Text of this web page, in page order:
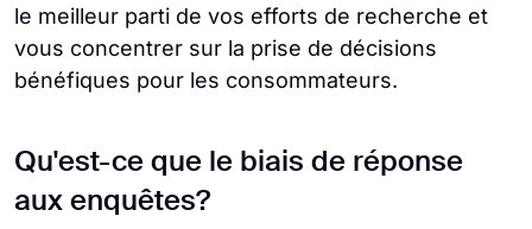
le meilleur parti de vos efforts de recherche et
vous concentrer sur la prise de décisions
bénéfiques pour les consommateurs.
Qu'est-ce que le biais de réponse
aux enquêtes?